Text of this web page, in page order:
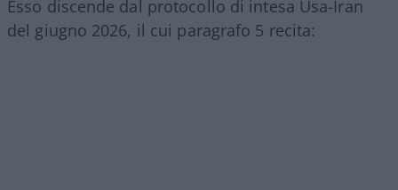
Assorbiti dal meriggiare pallido e assorto,